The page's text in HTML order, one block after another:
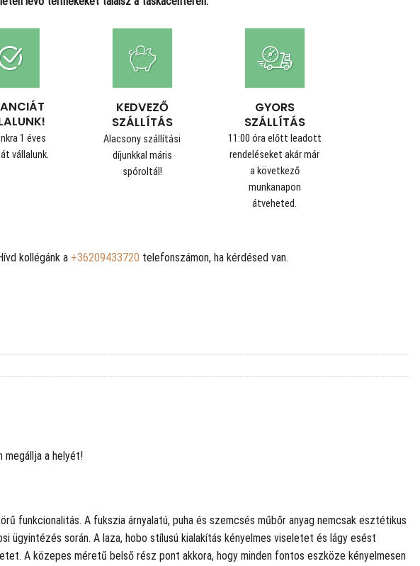
1 éves
vállalunk.
KEDVEZŐ
SZÁLLÍTÁS
Alacsony szállítási
díjunkkal máris
spóroltál!
GYORS
SZÁLLÍTÁS
11:00 óra előtt leadott
rendeléseket akár már
a következő
munkanapon
átveheted.
kollégánk a +36209433720 telefonszámon, ha kérdésed van.
megállja a helyét!
funkcionalitás. A fukszia árnyalatú, puha és szemcsés műbőr anyag nemcsak esztétikus
ügyintézés során. A laza, hobo stílusú kialakítás kényelmes viseletet és lágy esést
A közepes méretű belső rész pont akkora, hogy minden fontos eszköze kényelmesen